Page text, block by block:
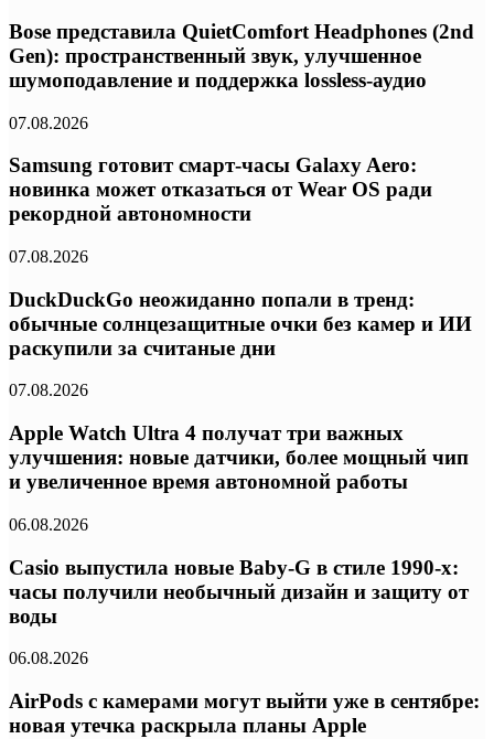
Bose представила QuietComfort Headphones (2nd
Gen): пространственный звук, улучшенное
шумоподавление и поддержка lossless-аудио
07.08.2026
Samsung готовит смарт-часы Galaxy Aero:
новинка может отказаться от Wear OS ради
рекордной автономности
07.08.2026
DuckDuckGo неожиданно попали в тренд:
обычные солнцезащитные очки без камер и ИИ
раскупили за считаные дни
07.08.2026
Apple Watch Ultra 4 получат три важных
улучшения: новые датчики, более мощный чип
и увеличенное время автономной работы
06.08.2026
Casio выпустила новые Baby-G в стиле 1990-х:
часы получили необычный дизайн и защиту от
воды
06.08.2026
AirPods с камерами могут выйти уже в сентябре:
новая утечка раскрыла планы Apple